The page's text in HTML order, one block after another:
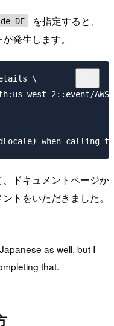
de-DE
を指定すると、
発生します。
\
west-2::event/
ドキュメントページか
トをいただきました。
as well, but I
that.